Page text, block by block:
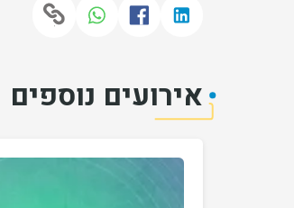
אירועים נוספים